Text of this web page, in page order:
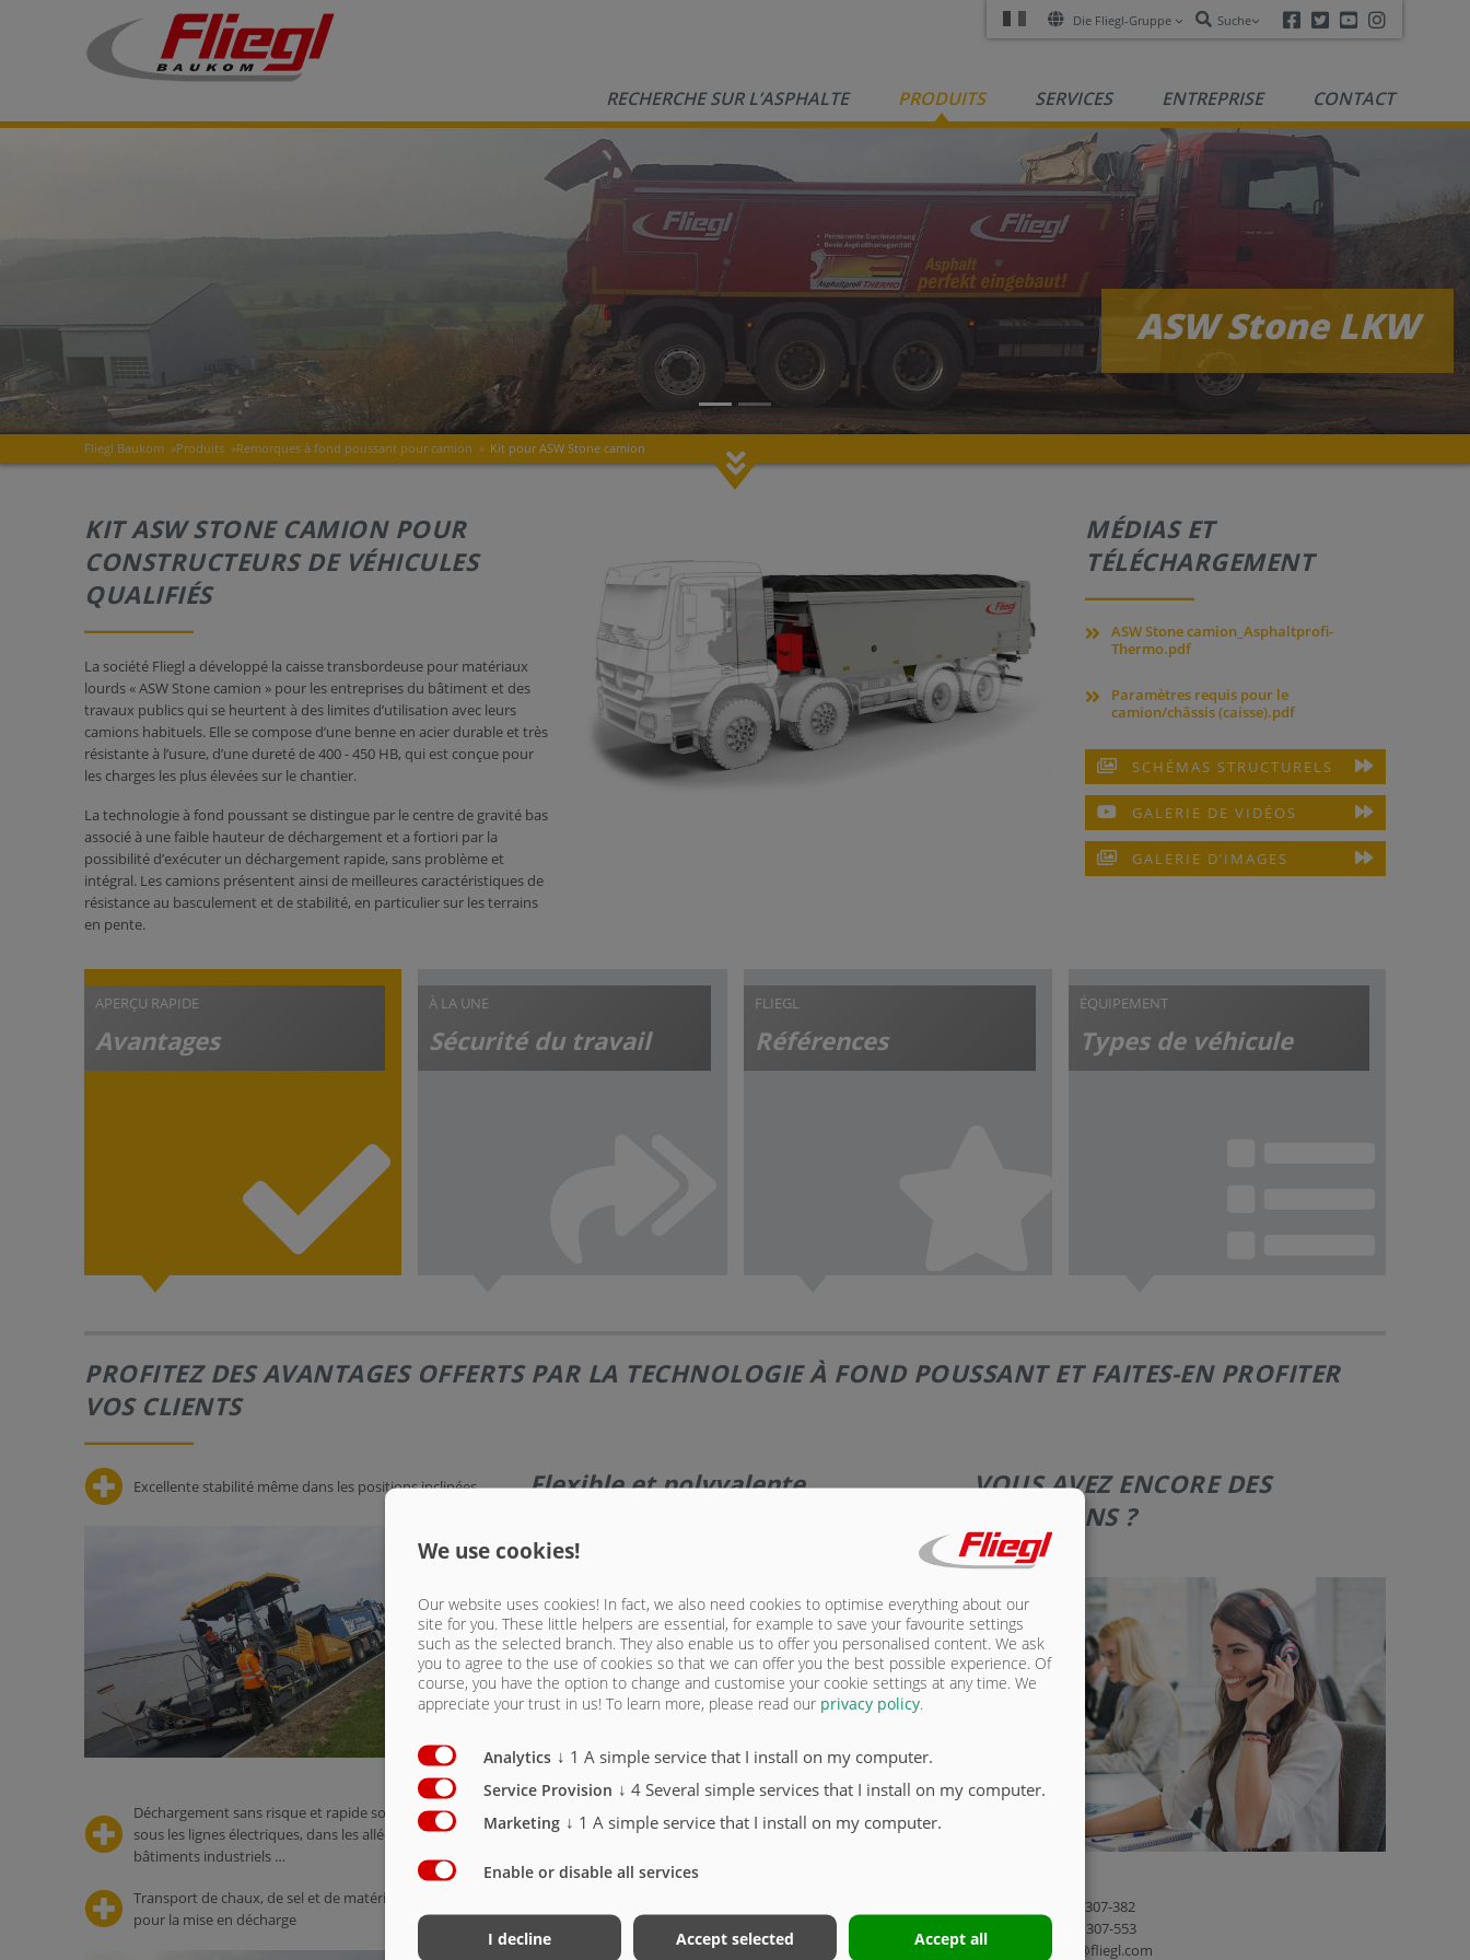
Die Fliegl-Gruppe Suche Facebook
TwitterYoutube
RECHERCHE SUR L’ASPHALTE PRODUITS SERVICES ENTREPRISE CONTACT
Fliegl Baukom »Produits »Remorques à fond poussant pour camion » Kit pour ASW Stone camion
KIT ASW STONE CAMION POUR
CONSTRUCTEURS DE VÉHICULES
QUALIFIÉS
La société Fliegl a développé la caisse transbordeuse pour matériaux
lourds « ASW Stone camion » pour les entreprises du bâtiment et des
travaux publics qui se heurtent à des limites d’utilisation avec leurs
camions habituels. Elle se compose d’une benne en acier durable et très
résistante à l’usure, d’une dureté de 400 - 450 HB, qui est conçue pour
les charges les plus élevées sur le chantier.
La technologie à fond poussant se distingue par le centre de gravité bas
associé à une faible hauteur de déchargement et a fortiori par la
possibilité d’exécuter un déchargement rapide, sans problème et
intégral. Les camions présentent ainsi de meilleures caractéristiques de
résistance au basculement et de stabilité, en particulier sur les terrains
en pente.
MÉDIAS ET
TÉLÉCHARGEMENT
ASW Stone camion_Asphaltprofi-
Thermo.pdf
Paramètres requis pour le
camion/châssis (caisse).pdf
SCHÉMAS STRUCTURELS
GALERIE DE VIDÉOS
GALERIE D’IMAGES
APERÇU RAPIDE
Avantages
À LA UNE
Sécurité du travail
FLIEGL
Références
ÉQUIPEMENT
Types de véhicule
PROFITEZ DES AVANTAGES OFFERTS PAR LA TECHNOLOGIE À FOND POUSSANT ET FAITES-EN PROFITER
VOS CLIENTS
Excellente stabilité même dans les positions inclinées
Déchargement sans risque et rapide sous les ponts,
sous les lignes électriques, dans les allées, dans les
bâtiments industriels …
Transport de chaux, de sel et de matériau de remblai
pour la mise en décharge
Flexible et polyvalente
de chemins forestiers et de routes
régler la largeur d’épandage. (En option)
L’utilisation d’une cale de dosage permet d’exécuter
facilement un remplissage ciblé des voies de
circulation parcourues. (En option)
Déchargement total, même en cas de matériaux
extrêmement collants comme par ex. argile, limon,
VOUS AVEZ ENCORE DES
QUESTIONS ?
Tél. : +49 (0) 8631 307-382
Fax : +49 (0) 8631 307-553
E-mail : baukom@fliegl.com
We use cookies!
Our website uses cookies! In fact, we also need cookies to optimise everything about our
site for you. These little helpers are essential, for example to save your favourite settings
such as the selected branch. They also enable us to offer you personalised content. We ask
you to agree to the use of cookies so that we can offer you the best possible experience. Of
course, you have the option to change and customise your cookie settings at any time. We
appreciate your trust in us! To learn more, please read our privacy policy.
Analytics ↓ 1 A simple service that I install on my computer.
Service Provision ↓ 4 Several simple services that I install on my computer.
Marketing ↓ 1 A simple service that I install on my computer.
Enable or disable all services
I decline Accept selected Accept all